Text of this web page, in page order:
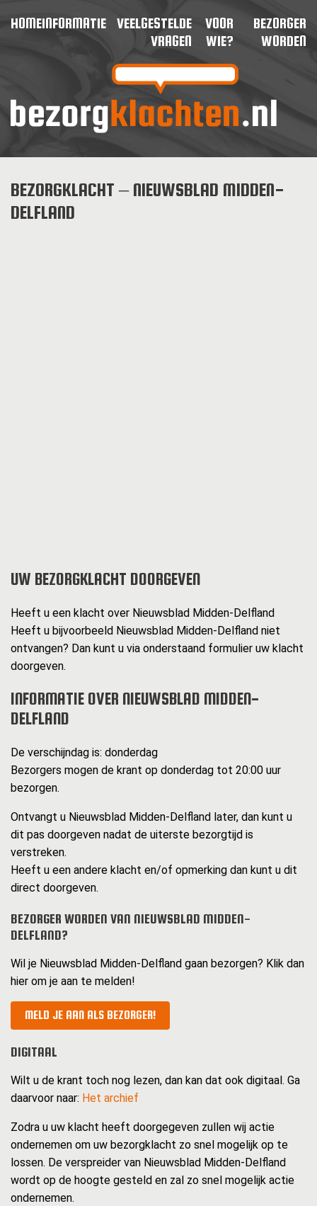
HOMEINFORMATIE
VEELGESTELDE
VRAGEN
VOOR
WIE?
BEZORGER
WORDEN
BEZORGKLACHT – NIEUWSBLAD MIDDEN-
DELFLAND
UW BEZORGKLACHT DOORGEVEN
Heeft u een klacht over Nieuwsblad Midden-Delfland
Heeft u bijvoorbeeld Nieuwsblad Midden-Delfland niet
ontvangen? Dan kunt u via onderstaand formulier uw klacht
doorgeven.
INFORMATIE OVER NIEUWSBLAD MIDDEN-
DELFLAND
De verschijndag is: donderdag
Bezorgers mogen de krant op donderdag tot 20:00 uur
bezorgen.
Ontvangt u Nieuwsblad Midden-Delfland later, dan kunt u
dit pas doorgeven nadat de uiterste bezorgtijd is
verstreken.
Heeft u een andere klacht en/of opmerking dan kunt u dit
direct doorgeven.
BEZORGER WORDEN VAN NIEUWSBLAD MIDDEN-
DELFLAND?
Wil je Nieuwsblad Midden-Delfland gaan bezorgen? Klik dan
hier om je aan te melden!
MELD JE AAN ALS BEZORGER!
DIGITAAL
Wilt u de krant toch nog lezen, dan kan dat ook digitaal. Ga
daarvoor naar: Het archief
Zodra u uw klacht heeft doorgegeven zullen wij actie
ondernemen om uw bezorgklacht zo snel mogelijk op te
lossen. De verspreider van Nieuwsblad Midden-Delfland
wordt op de hoogte gesteld en zal zo snel mogelijk actie
ondernemen.